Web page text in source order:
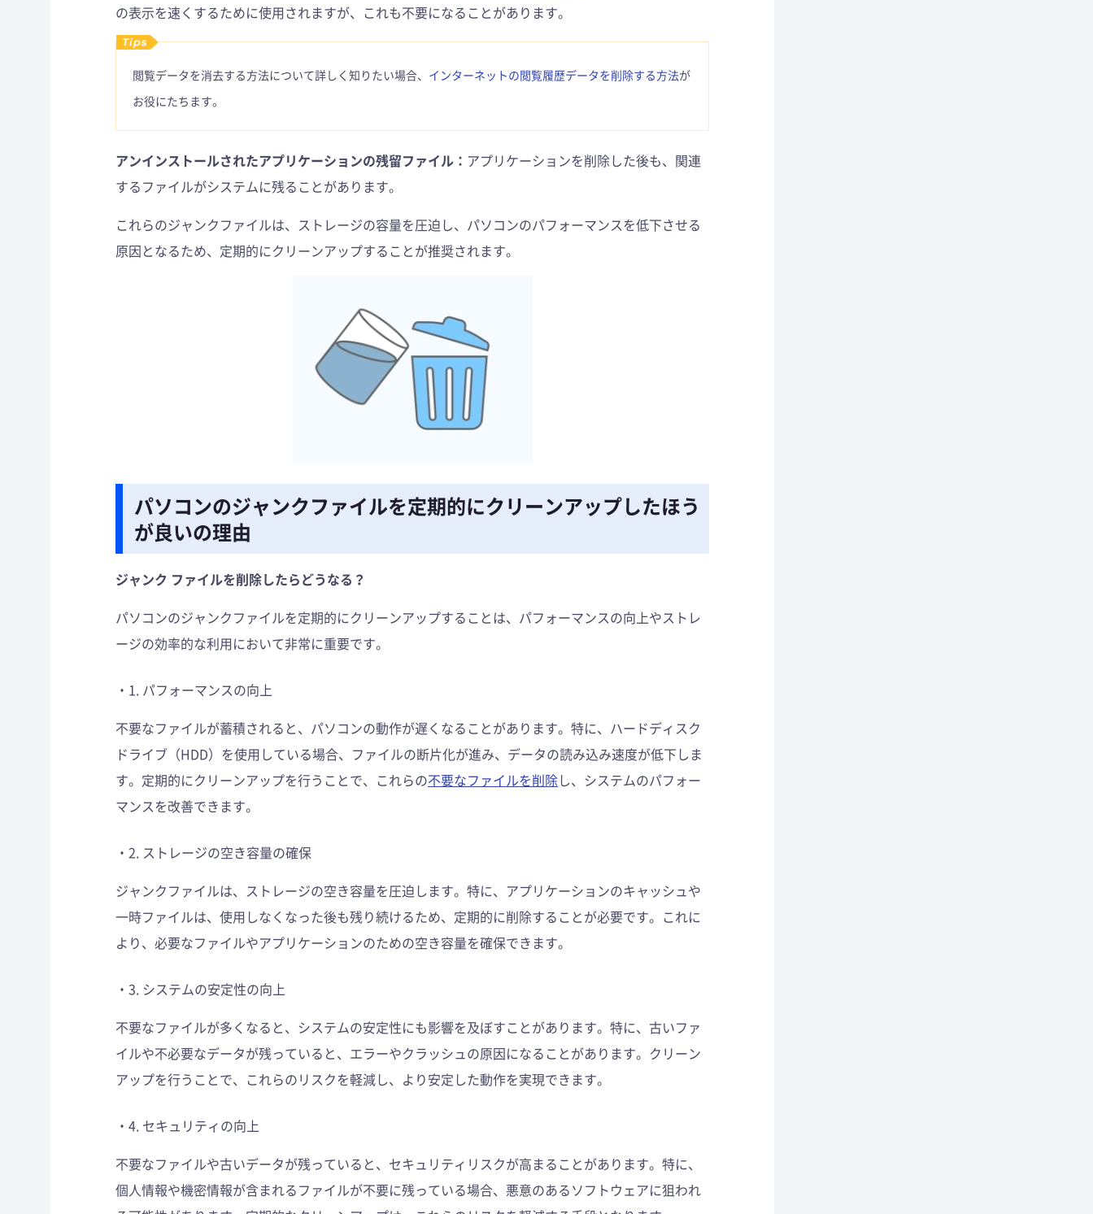
の表示を速くするために使用されますが、これも不要になることがあります。
閲覧データを消去する方法について詳しく知りたい場合、 インターネットの閲覧履歴データを削除する方法が
お役にたちます。
アンインストールされたアプリケーションの残留ファイル： アプリケーションを削除した後も、関連
するファイルがシステムに残ることがあります。
これらのジャンクファイルは、ストレージの容量を圧迫し、パソコンのパフォーマンスを低下させる
原因となるため、定期的にクリーンアップすることが推奨されます。
パソコンのジャンクファイルを定期的にクリーンアップしたほう
が良いの理由
ジャンク ファイルを削除したらどうなる？
パソコンのジャンクファイルを定期的にクリーンアップすることは、パフォーマンスの向上やストレ
ージの効率的な利用において非常に重要です。
1. パフォーマンスの向上
不要なファイルが蓄積されると、パソコンの動作が遅くなることがあります。特に、ハードディスク
ドライブ（HDD）を使用している場合、ファイルの断片化が進み、データの読み込み速度が低下しま
す。定期的にクリーンアップを行うことで、これらの不要なファイルを削除し、システムのパフォー
マンスを改善できます。
2. ストレージの空き容量の確保
ジャンクファイルは、ストレージの空き容量を圧迫します。特に、アプリケーションのキャッシュや
一時ファイルは、使用しなくなった後も残り続けるため、定期的に削除することが必要です。これに
より、必要なファイルやアプリケーションのための空き容量を確保できます。
3. システムの安定性の向上
不要なファイルが多くなると、システムの安定性にも影響を及ぼすことがあります。特に、古いファ
イルや不必要なデータが残っていると、エラーやクラッシュの原因になることがあります。クリーン
アップを行うことで、これらのリスクを軽減し、より安定した動作を実現できます。
4. セキュリティの向上
不要なファイルや古いデータが残っていると、セキュリティリスクが高まることがあります。特に、
個人情報や機密情報が含まれるファイルが不要に残っている場合、悪意のあるソフトウェアに狙われ